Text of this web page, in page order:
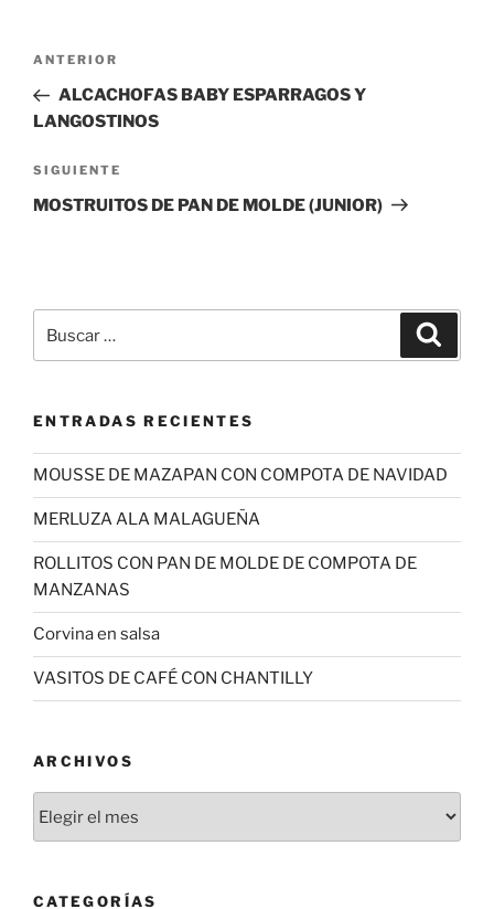
Navegación
entradas
Entrada
anterior:
ANTERIOR
ALCACHOFAS BABY ESPARRAGOS Y
LANGOSTINOS
Siguiente
entrada
SIGUIENTE
MOSTRUITOS DE PAN DE MOLDE (JUNIOR)
por:
ENTRADAS RECIENTES
MOUSSE DE MAZAPAN CON COMPOTA DE NAVIDAD
MERLUZA ALA MALAGUEÑA
ROLLITOS CON PAN DE MOLDE DE COMPOTA DE
MANZANAS
Corvina en salsa
VASITOS DE CAFÉ CON CHANTILLY
ARCHIVOS
CATEGORÍAS